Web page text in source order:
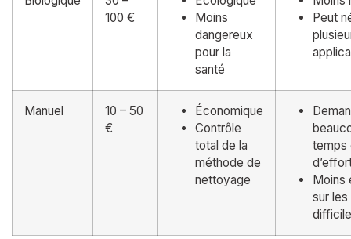
100 €
Moins
dangereux
pour la
santé
Peut
Manuel
10 – 50
€
Économique
Contrôle
total de la
méthode de
nettoyage
temps
Moins
sur